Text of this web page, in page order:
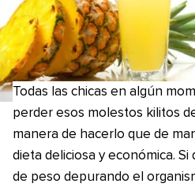
Todas las chicas en algún
perder esos molestos kilitos
manera de hacerlo que de
dieta deliciosa y económica.
de peso depurando el